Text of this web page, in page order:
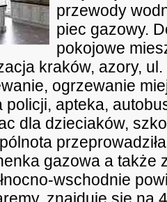
przewody
piec gazowy.
pokojowe
kraków, azory,
ogrzewanie
policji, apteka,
dla dzieciaków,
gazowa a także
wschodnie